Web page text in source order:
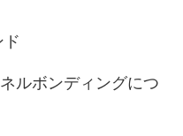
ルボンディングにつ